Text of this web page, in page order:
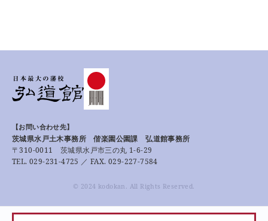
【お問い合わせ先】
茨城県水戸土木事務所 偕楽園公園課 弘道館事務所
〒310-0011 茨城県水戸市三の丸 1-6-29
TEL. 029-231-4725 ／ FAX. 029-227-7584
© 2024 kodokan. All Rights Reserved.